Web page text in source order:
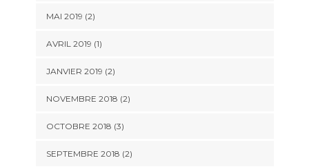
MAI 2019 (2)
AVRIL 2019 (1)
JANVIER 2019 (2)
NOVEMBRE 2018 (2)
OCTOBRE 2018 (3)
SEPTEMBRE 2018 (2)